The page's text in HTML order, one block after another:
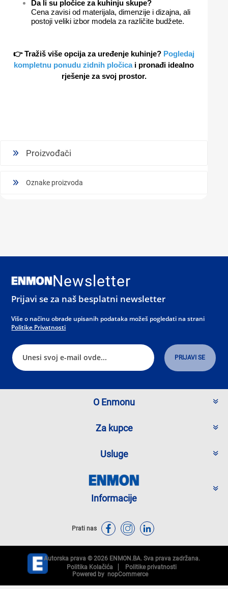
Da li su pločice za kuhinju skupe?
Cena zavisi od materijala, dimenzije i dizajna, ali
postoji veliki izbor modela za različite budžete.
👉 Tražiš više opcija za uređenje kuhinje? Pogledaj
kompletnu ponudu zidnih pločica i pronađi idealno
rješenje za svoj prostor.
Proizvođači
Oznake proizvoda
Newsletter
Prijavi se za naš besplatni newsletter
Više o načinu obrade upisanih podataka možeš pogledati na strani
Politike Privatnosti
O Enmonu
Za kupce
Usluge
Informacije
Prati nas
Autorska prava © 2026 ENMON.BA. Sva prava zadržana.
Politika Kolačića
Politike privatnosti
Powered by nopCommerce